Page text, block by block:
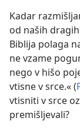
Kadar
od naših
Biblija polaga
ne vzame
nego v hišo
vtisne v srce.« (
vtisniti v srce
premišljevali?